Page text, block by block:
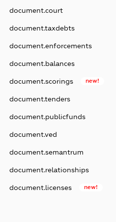
document.court
document.taxdebts
document.enforcements
document.balances
document.scorings new!
document.tenders
document.publicfunds
document.ved
document.semantrum
document.relationships
document.licenses new!